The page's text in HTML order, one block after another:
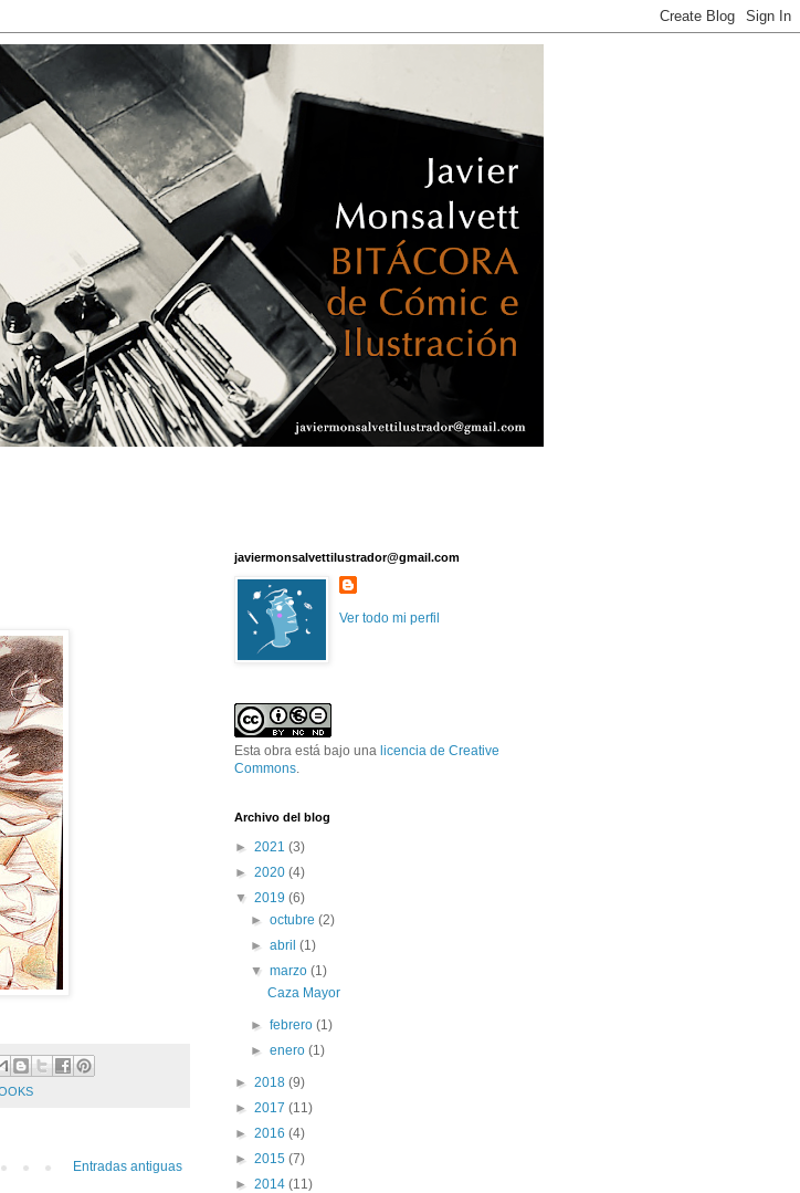
Entradas antiguas
javiermonsalvettilustrador@gmail.com
Ver todo mi perfil
Esta obra está bajo una licencia de Creative
Commons.
Archivo del blog
► 2021 (3)
► 2020 (4)
▼ 2019 (6)
►octubre(2)
►abril(1)
▼marzo(1)
Caza Mayor
►febrero(1)
►enero(1)
► 2018 (9)
► 2017 (11)
► 2016 (4)
► 2015 (7)
► 2014 (11)